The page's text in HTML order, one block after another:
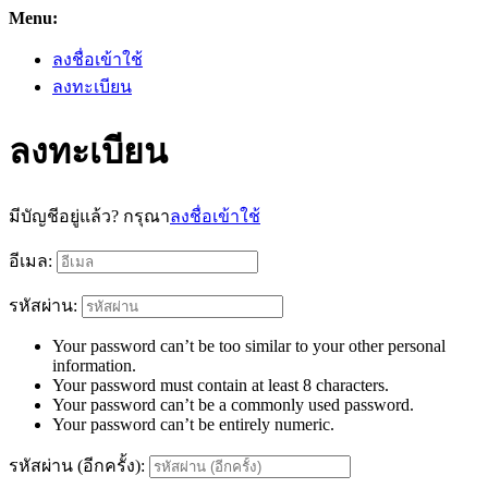
Menu:
ลงชื่อเข้าใช้
ลงทะเบียน
ลงทะเบียน
มีบัญชีอยู่แล้ว? กรุณาลงชื่อเข้าใช้
อีเมล:
รหัสผ่าน:
Your password can’t be too similar to your other personal
information.
Your password must contain at least 8 characters.
Your password can’t be a commonly used password.
Your password can’t be entirely numeric.
รหัสผ่าน (อีกครั้ง):